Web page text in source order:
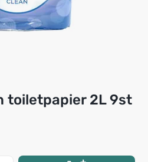
toiletpapier 2L 9st